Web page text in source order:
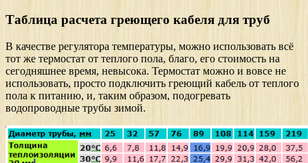
Таблица расчета греющего кабеля для труб
В качестве регулятора температуры, можно использовать всё
тот же термостат от теплого пола, благо, его стоимость на
сегодняшнее время, невысока. Термостат можно и вовсе не
использовать, просто подключить греющий кабель от теплого
пола к питанию, и, таким образом, подогревать
водопроводные трубы зимой.